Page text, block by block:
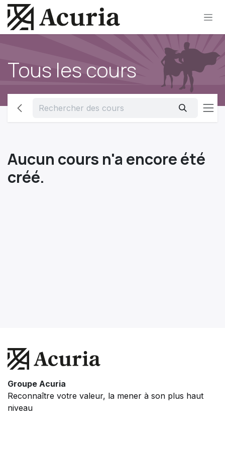
Se rendre au contenu
Tous les cours
Aucun cours n'a encore été
créé.
Groupe Acuria
Reconnaître votre valeur, la mener à son plus haut
niveau